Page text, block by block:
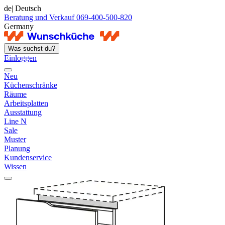
de| Deutsch
Beratung und Verkauf 069-400-500-820
Germany
Was suchst du?
Einloggen
Neu
Küchenschränke
Räume
Arbeitsplatten
Ausstattung
Line N
Sale
Muster
Planung
Kundenservice
Wissen